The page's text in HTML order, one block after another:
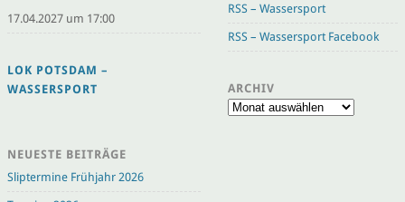
17.04.2027 um 17:00
LOK POTSDAM –
WASSERSPORT
NEUESTE BEITRÄGE
Sliptermine Frühjahr 2026
RSS – Wassersport
RSS – Wassersport Facebook
ARCHIV
Archiv